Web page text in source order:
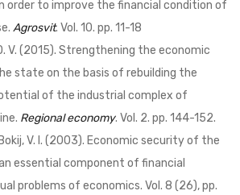
order to improve the financial condition of
Agrosvit. Vol. 10. pp. 11-18
V. (2015). Strengthening the economic
state on the basis of rebuilding the
of the industrial complex of
Regional economy. Vol. 2. pp. 144-152.
Bokij, V. I. (2003). Economic security of the
essential component of financial
problems of economics. Vol. 8 (26), pp.